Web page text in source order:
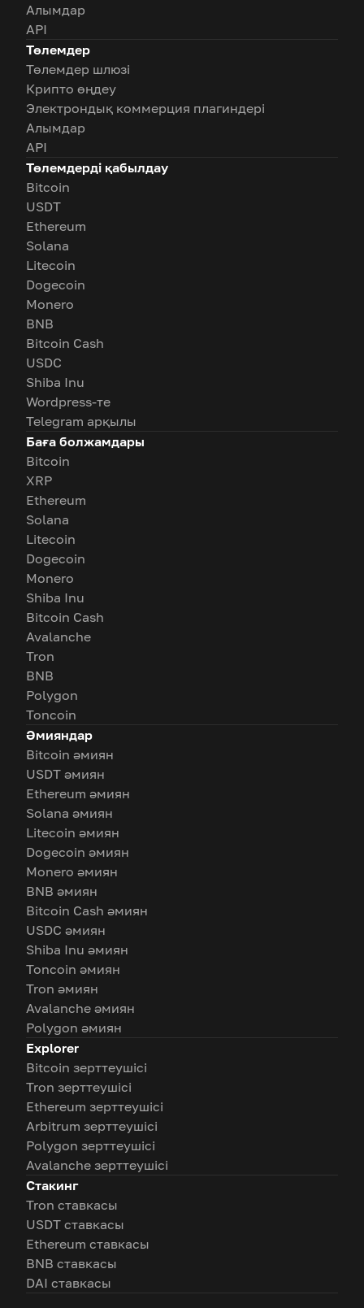
Алымдар
API
Төлемдер
Төлемдер шлюзі
Крипто өңдеу
Электрондық коммерция плагиндері
Алымдар
API
Төлемдерді қабылдау
Bitcoin
USDT
Ethereum
Solana
Litecoin
Dogecoin
Monero
BNB
Bitcoin Cash
USDC
Shiba Inu
Wordpress-те
Telegram арқылы
Баға болжамдары
Bitcoin
XRP
Ethereum
Solana
Litecoin
Dogecoin
Monero
Shiba Inu
Bitcoin Cash
Avalanche
Tron
BNB
Polygon
Toncoin
Әмияндар
Bitcoin әмиян
USDT әмиян
Ethereum әмиян
Solana әмиян
Litecoin әмиян
Dogecoin әмиян
Monero әмиян
BNB әмиян
Bitcoin Cash әмиян
USDC әмиян
Shiba Inu әмиян
Toncoin әмиян
Tron әмиян
Avalanche әмиян
Polygon әмиян
Explorer
Bitcoin зерттеушісі
Tron зерттеушісі
Ethereum зерттеушісі
Arbitrum зерттеушісі
Polygon зерттеушісі
Avalanche зерттеушісі
Стакинг
Tron ставкасы
USDT ставкасы
Ethereum ставкасы
BNB ставкасы
DAI ставкасы